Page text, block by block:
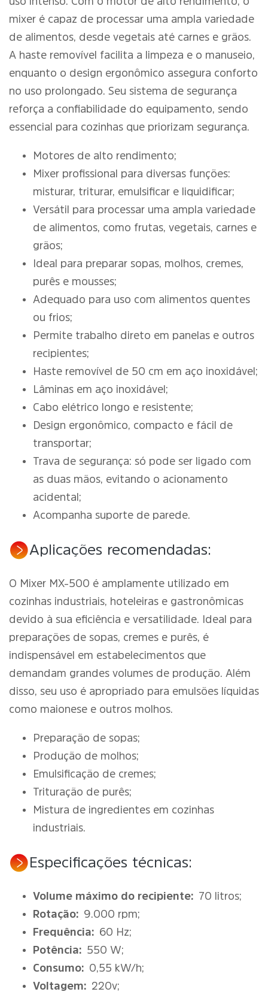
mixer é capaz de processar uma ampla variedade
de alimentos, desde vegetais até carnes e grãos.
A haste removível facilita a limpeza e o manuseio,
enquanto o design ergonômico assegura conforto
no uso prolongado. Seu sistema de segurança
reforça a confiabilidade do equipamento, sendo
essencial para cozinhas que priorizam segurança.
Motores de alto rendimento;
Mixer profissional para diversas funções:
misturar, triturar, emulsificar e liquidificar;
Versátil para processar uma ampla variedade
de alimentos, como frutas, vegetais, carnes e
grãos;
Ideal para preparar sopas, molhos, cremes,
purês e mousses;
Adequado para uso com alimentos quentes
ou frios;
Permite trabalho direto em panelas e outros
recipientes;
Haste removível de 50 cm em aço inoxidável;
Lâminas em aço inoxidável;
Cabo elétrico longo e resistente;
Design ergonômico, compacto e fácil de
transportar;
Trava de segurança: só pode ser ligado com
as duas mãos, evitando o acionamento
acidental;
Acompanha suporte de parede.
Aplicações recomendadas:
O Mixer MX-500 é amplamente utilizado em
cozinhas industriais, hoteleiras e gastronômicas
devido à sua eficiência e versatilidade. Ideal para
preparações de sopas, cremes e purês, é
indispensável em estabelecimentos que
demandam grandes volumes de produção. Além
disso, seu uso é apropriado para emulsões líquidas
como maionese e outros molhos.
Preparação de sopas;
Produção de molhos;
Emulsificação de cremes;
Trituração de purês;
Mistura de ingredientes em cozinhas
industriais.
Especificações técnicas:
Volume máximo do recipiente: 70 litros;
Rotação: 9.000 rpm;
Frequência: 60 Hz;
Potência: 550 W;
Consumo: 0,55 kW/h;
Voltagem: 220v;